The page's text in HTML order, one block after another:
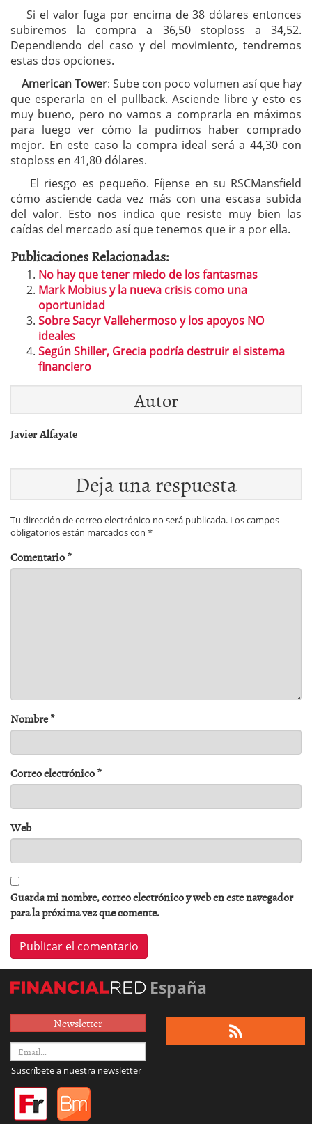
Si el valor fuga por encima de 38 dólares entonces
subiremos la compra a 36,50 stoploss a 34,52.
Dependiendo del caso y del movimiento, tendremos
estas dos opciones.
American Tower: Sube con poco volumen así que hay
que esperarla en el pullback. Asciende libre y esto es
muy bueno, pero no vamos a comprarla en máximos
para luego ver cómo la pudimos haber comprado
mejor. En este caso la compra ideal será a 44,30 con
stoploss en 41,80 dólares.
El riesgo es pequeño. Fíjense en su RSCMansfield
cómo asciende cada vez más con una escasa subida
del valor. Esto nos indica que resiste muy bien las
caídas del mercado así que tenemos que ir a por ella.
Publicaciones Relacionadas:
No hay que tener miedo de los fantasmas
Mark Mobius y la nueva crisis como una
oportunidad
Sobre Sacyr Vallehermoso y los apoyos NO
ideales
Según Shiller, Grecia podría destruir el sistema
financiero
Autor
Javier Alfayate
Deja una respuesta
Tu dirección de correo electrónico no será publicada. Los campos
obligatorios están marcados con *
Comentario*
Nombre*
Correo electrónico*
Web
Guarda mi nombre, correo electrónico y web en este navegador
para la próxima vez que comente.
España
Newsletter
Suscríbete a nuestra newsletter